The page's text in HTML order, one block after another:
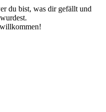
du bist, was dir gefällt und